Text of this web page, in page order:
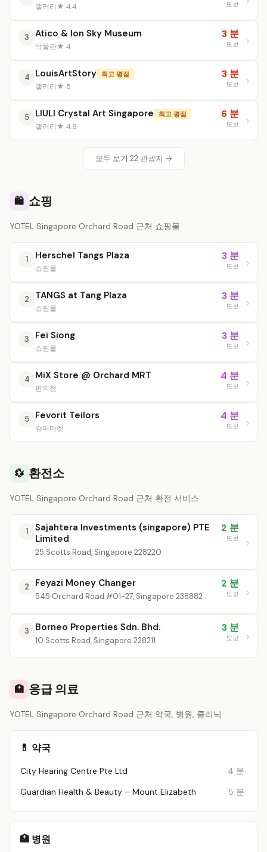
갤러리★ 4.4 도보
3 Atico & Ion Sky Museum
박물관★ 4
3 분
도보
4 LouisArtStory 최고 평점
갤러리★ 5
3 분
도보
5 LIULI Crystal Art Singapore 최고 평점
갤러리★ 4.8
6 분
도보
모두 보기 22 관광지 →
🛍️ 쇼핑
YOTEL Singapore Orchard Road 근처 쇼핑몰
1 Herschel Tangs Plaza
쇼핑몰
3 분
도보
2 TANGS at Tang Plaza
쇼핑몰
3 분
도보
3 Fei Siong
쇼핑몰
3 분
도보
4 MiX Store @ Orchard MRT
편의점
4 분
도보
5 Fevorit Teilors
슈퍼마켓
4 분
도보
💱 환전소
YOTEL Singapore Orchard Road 근처 환전 서비스
1
Sajahtera Investments (singapore) PTE
Limited
25 Scotts Road, Singapore 228220
2 분
도보
2 Feyazi Money Changer
545 Orchard Road #01-27, Singapore 238882
2 분
도보
3 Borneo Properties Sdn. Bhd.
10 Scotts Road, Singapore 228211
3 분
도보
🏥 응급 의료
YOTEL Singapore Orchard Road 근처 약국, 병원, 클리닉
💊 약국
City Hearing Centre Pte Ltd
4 분
Guardian Health & Beauty – Mount Elizabeth
5 분
🏥 병원